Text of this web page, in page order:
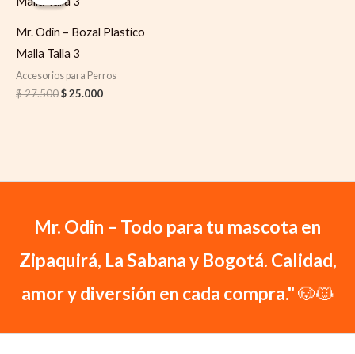
Mr. Odin – Bozal Plastico
Malla Talla 3
Accesorios para Perros
$27.500$25.000
Mr. Odin – Todo para tu mascota en
Zipaquirá, La Sabana y Bogotá. Calidad,
amor y diversión en cada compra."🐶🐱